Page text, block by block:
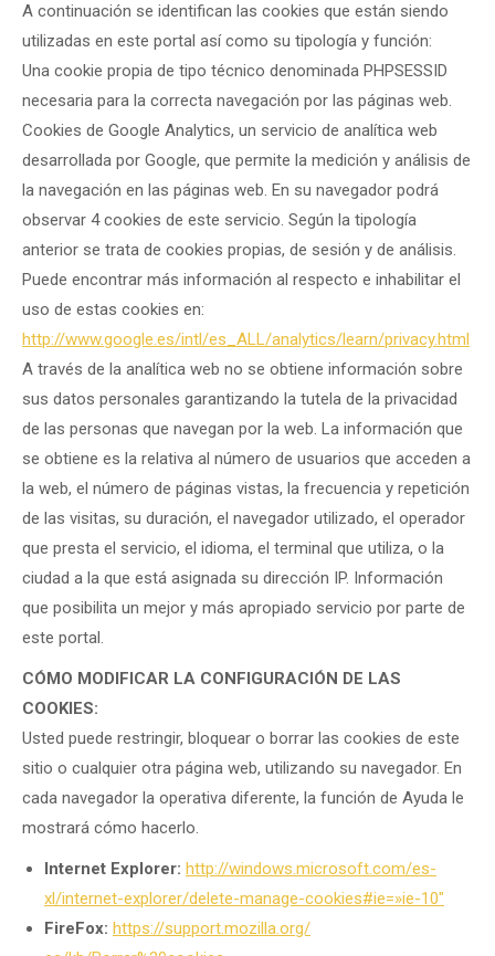
A continuación se identifican las cookies que están siendo
utilizadas en este portal así como su tipología y función:
Una cookie propia de tipo técnico denominada PHPSESSID
necesaria para la correcta navegación por las páginas web.
Cookies de Google Analytics, un servicio de analítica web
desarrollada por Google, que permite la medición y análisis de
la navegación en las páginas web. En su navegador podrá
observar 4 cookies de este servicio. Según la tipología
anterior se trata de cookies propias, de sesión y de análisis.
Puede encontrar más información al respecto e inhabilitar el
uso de estas cookies en:
http://www.google.es/intl/es_ ALL/analytics/learn/privacy.html
A través de la analítica web no se obtiene información sobre
sus datos personales garantizando la tutela de la privacidad
de las personas que navegan por la web. La información que
se obtiene es la relativa al número de usuarios que acceden a
la web, el número de páginas vistas, la frecuencia y repetición
de las visitas, su duración, el navegador utilizado, el operador
que presta el servicio, el idioma, el terminal que utiliza, o la
ciudad a la que está asignada su dirección IP. Información
que posibilita un mejor y más apropiado servicio por parte de
este portal.
CÓMO MODIFICAR LA CONFIGURACIÓN DE LAS
COOKIES:
Usted puede restringir, bloquear o borrar las cookies de este
sitio o cualquier otra página web, utilizando su navegador. En
cada navegador la operativa diferente, la función de Ayuda le
mostrará cómo hacerlo.
Internet Explorer: http://windows.microsoft.com/es-
xl/internet-explorer/delete-manage-cookies#ie=»ie-10″
FireFox: https://support.mozilla.org/